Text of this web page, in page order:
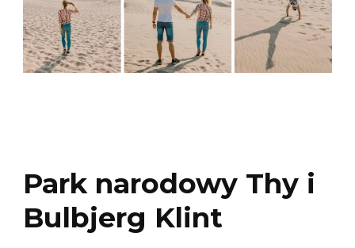
Park narodowy Thy i
Bulbjerg Klint